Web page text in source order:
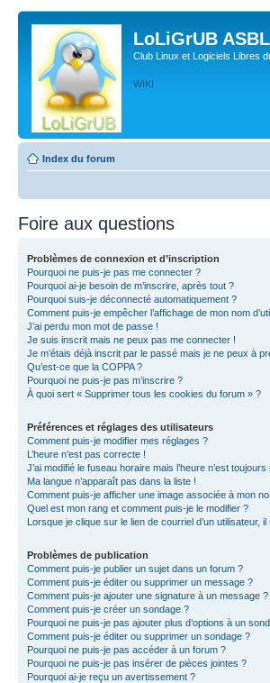
LoLiGrUB ASBL
Club Linux et Logiciels Libres
WIKI
Index du forum
Foire aux questions
Problèmes de connexion et d’inscription
Pourquoi ne puis-je pas me connecter ?
Pourquoi ai-je besoin de m’inscrire, après tout ?
Pourquoi suis-je déconnecté automatiquement ?
Comment puis-je empêcher l’affichage de mon nom
J’ai perdu mon mot de passe !
Je suis inscrit mais ne peux pas me connecter !
Je m’étais déjà inscrit par le passé mais je ne peux à
Qu’est-ce que la COPPA ?
Pourquoi ne puis-je pas m’inscrire ?
À quoi sert « Supprimer tous les cookies du forum » ?
Préférences et réglages des utilisateurs
Comment puis-je modifier mes réglages ?
L’heure n’est pas correcte !
J’ai modifié le fuseau horaire mais l’heure n’est
Ma langue n’apparaît pas dans la liste !
Comment puis-je afficher une image associée à mon
Quel est mon rang et comment puis-je le modifier ?
Lorsque je clique sur le lien de courriel d’un utilisateur,
Problèmes de publication
Comment puis-je publier un sujet dans un forum ?
Comment puis-je éditer ou supprimer un message ?
Comment puis-je ajouter une signature à un message ?
Comment puis-je créer un sondage ?
Pourquoi ne puis-je pas ajouter plus d’options à un
Comment puis-je éditer ou supprimer un sondage ?
Pourquoi ne puis-je pas accéder à un forum ?
Pourquoi ne puis-je pas insérer de pièces jointes ?
Pourquoi ai-je reçu un avertissement ?